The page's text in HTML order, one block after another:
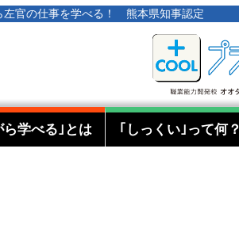
左官の仕事を学べる！ 熊本県知事認定
ら学べる｣とは ｢しっくい｣って何？